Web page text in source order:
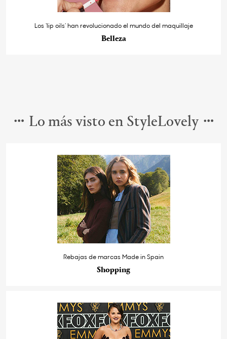
Los ‘lip oils’ han revolucionado el mundo del maquillaje
Belleza
Lo más visto en StyleLovely
Rebajas de marcas Made in Spain
Shopping